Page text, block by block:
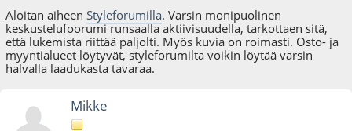
Aloitan aiheenStyleforumilla. Varsin monipuolinen
keskustelufoorumi runsaalla aktiivisuudella, tarkottaen sitä,
että lukemista riittää paljolti. Myös kuvia on roimasti. Osto- ja
myyntialueet löytyvät, styleforumilta voikin löytää varsin
halvalla laadukasta tavaraa.
Mikke